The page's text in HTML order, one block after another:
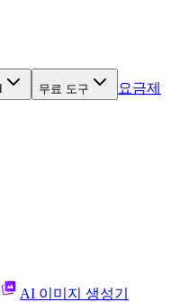
무료 도구 요금제
AI 이미지 생성기